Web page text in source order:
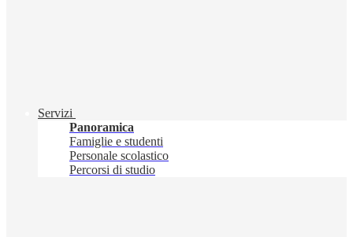
Servizi
Panoramica
Famiglie e studenti
Personale scolastico
Percorsi di studio